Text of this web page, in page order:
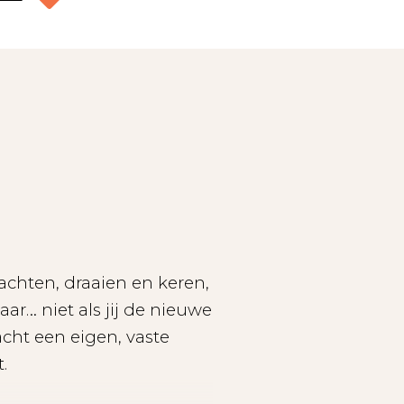
draaien en keren,
niet als jij de nieuwe
een eigen, vaste